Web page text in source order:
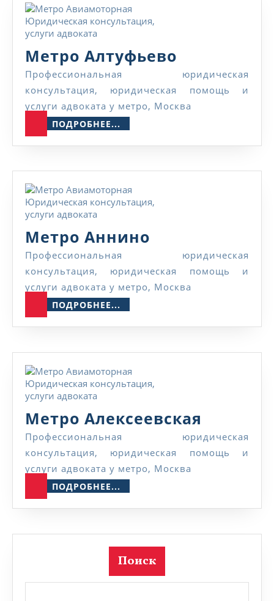
Метро Алтуфьево
Алтуфьево
Профессиональная юридическая
консультация, юридическая помощь и
услуги адвоката у метро, Москва
ПОДРОБНЕЕ...
Метро Аннино
Аннино
Профессиональная юридическая
консультация, юридическая помощь и
услуги адвоката у метро, Москва
ПОДРОБНЕЕ...
Метро Алексеевская
Профессиональная юридическая
консультация, юридическая помощь и
услуги адвоката у метро, Москва
ПОДРОБНЕЕ...
Поиск